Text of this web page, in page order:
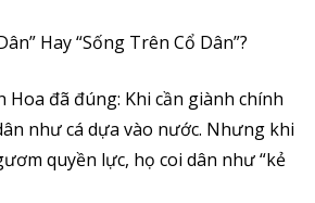
Hay “Sống Trên Cổ Dân”?
Hoa đã đúng: Khi cần giành chính
như cá dựa vào nước. Nhưng khi
quyền lực, họ coi dân như “kẻ